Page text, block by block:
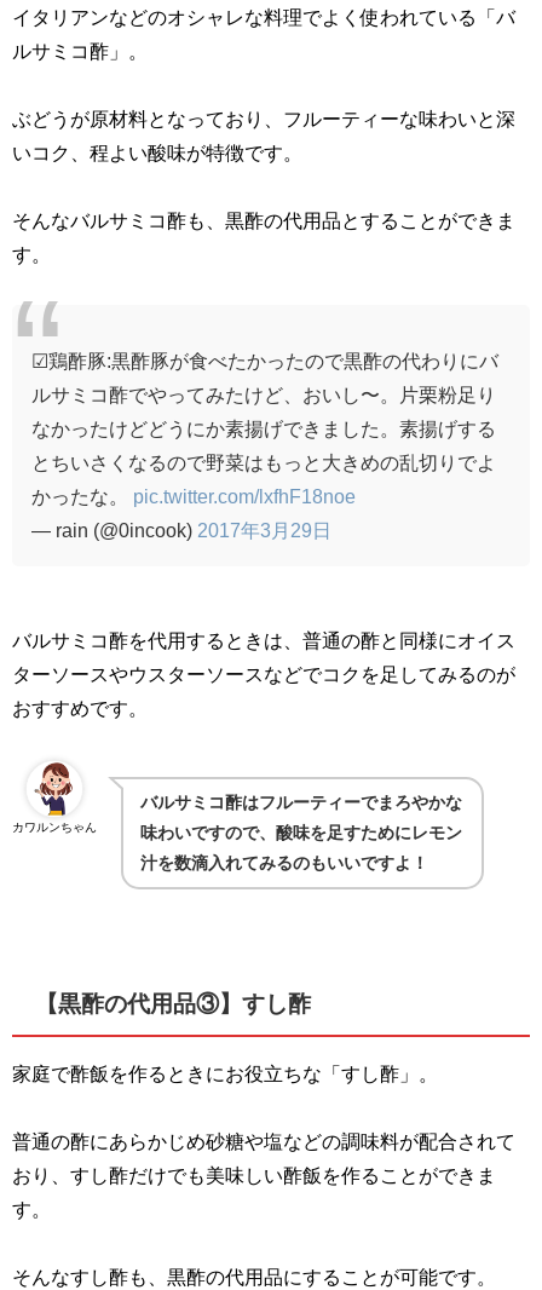
イタリアンなどのオシャレな料理でよく使われている「バ
ルサミコ酢」。
ぶどうが原材料となっており、フルーティーな味わいと深
いコク、程よい酸味が特徴です。
そんなバルサミコ酢も、黒酢の代用品とすることができま
す。
☑︎鶏酢豚:黒酢豚が食べたかったので黒酢の代わりにバ
ルサミコ酢でやってみたけど、おいし〜。片栗粉足り
なかったけどどうにか素揚げできました。素揚げする
とちいさくなるので野菜はもっと大きめの乱切りでよ
かったな。 pic.twitter.com/lxfhF18noe
— rain (@0incook) 2017年3月29日
バルサミコ酢を代用するときは、普通の酢と同様にオイス
ターソースやウスターソースなどでコクを足してみるのが
おすすめです。
カワルンちゃん
バルサミコ酢はフルーティーでまろやかな
味わいですので、酸味を足すためにレモン
汁を数滴入れてみるのもいいですよ！
【黒酢の代用品③】すし酢
家庭で酢飯を作るときにお役立ちな「すし酢」。
普通の酢にあらかじめ砂糖や塩などの調味料が配合されて
おり、すし酢だけでも美味しい酢飯を作ることができま
す。
そんなすし酢も、黒酢の代用品にすることが可能です。